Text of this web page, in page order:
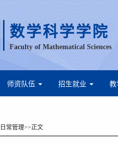
数学科学学院
Faculty of Mathematical Sciences
师资队伍 招生就业
日常管理>>正文